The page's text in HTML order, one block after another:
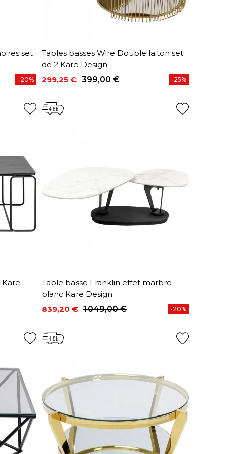
set
-20%
Tables basses Wire Double laiton set
de 2 Kare Design
Prix
299,25 €
Prix de base399,00 € -25%
Kare
Table basse Franklin effet marbre
blanc Kare Design
Prix
839,20 €
Prix de base1 049,00 € -20%